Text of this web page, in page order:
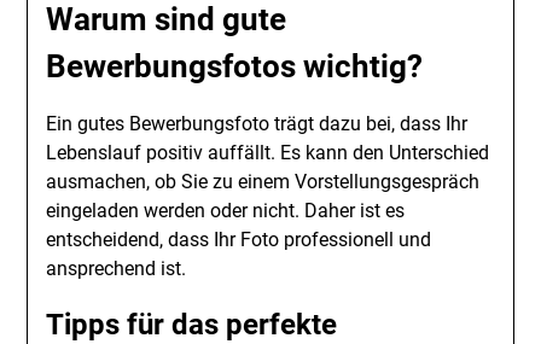
Warum sind gute
Bewerbungsfotos wichtig?
Ein gutes Bewerbungsfoto trägt dazu bei, dass Ihr
Lebenslauf positiv auffällt. Es kann den Unterschied
ausmachen, ob Sie zu einem Vorstellungsgespräch
eingeladen werden oder nicht. Daher ist es
entscheidend, dass Ihr Foto professionell und
ansprechend ist.
Tipps für das perfekte